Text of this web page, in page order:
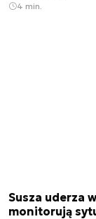
4 min.
Susza uderza
monitorują